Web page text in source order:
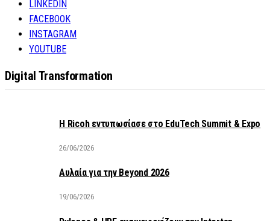
LINKEDIN
FACEBOOK
INSTAGRAM
YOUTUBE
Digital Transformation
Η Ricoh εντυπωσίασε στο EduTech Summit & Expo
26/06/2026
Αυλαία για την Beyond 2026
19/06/2026